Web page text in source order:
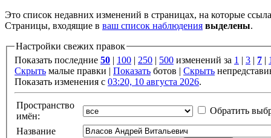
Это список недавних изменений в страницах, на которые
Страницы, входящие в ваш список наблюдения выделены.
Настройки свежих правок
Показать последние 50 100 250 500 изменений за 1 3 7
Скрыть малые правки | Показать ботов | Скрыть
Показать изменения с 03:20, 10 августа 2026.
Пространство
имён:
Обратить
Название